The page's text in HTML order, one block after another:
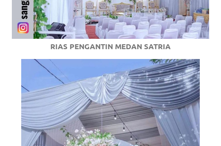
RIAS PENGANTIN MEDAN SATRIA